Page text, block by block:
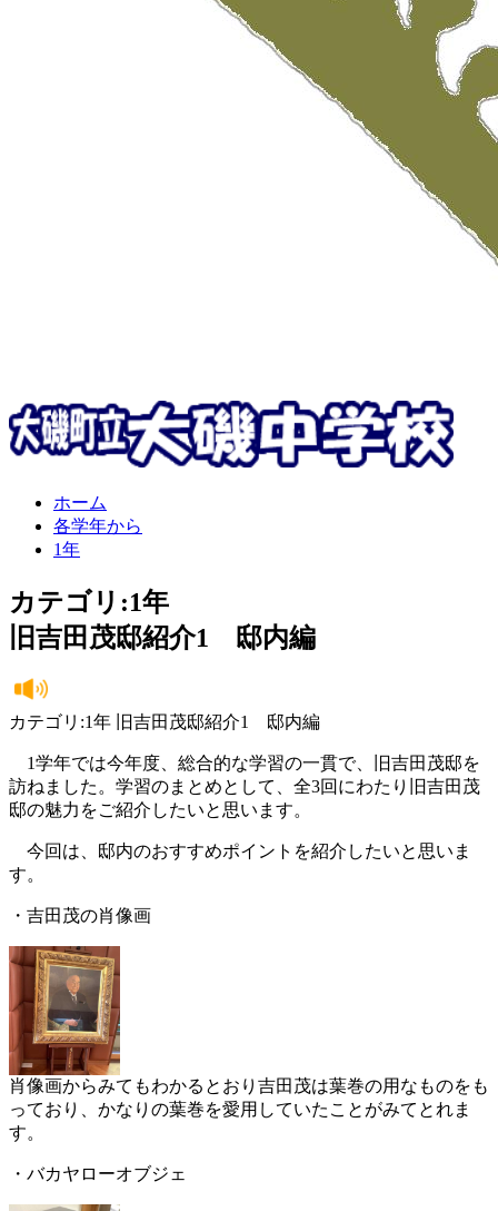
ホーム
各学年から
1年
カテゴリ:1年
旧吉田茂邸紹介1 邸内編
カテゴリ:1年 旧吉田茂邸紹介1 邸内編
1学年では今年度、総合的な学習の一貫で、旧吉田茂邸を
訪ねました。学習のまとめとして、全3回にわたり旧吉田茂
邸の魅力をご紹介したいと思います。
今回は、邸内のおすすめポイントを紹介したいと思いま
す。
・吉田茂の肖像画
肖像画からみてもわかるとおり吉田茂は葉巻の用なものをも
っており、かなりの葉巻を愛用していたことがみてとれま
す。
・バカヤローオブジェ